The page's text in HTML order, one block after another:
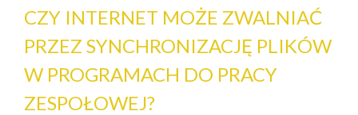
CZY INTERNET MOŻE ZWALNIAĆ
PRZEZ SYNCHRONIZACJĘ PLIKÓW
W PROGRAMACH DO PRACY
ZESPOŁOWEJ?